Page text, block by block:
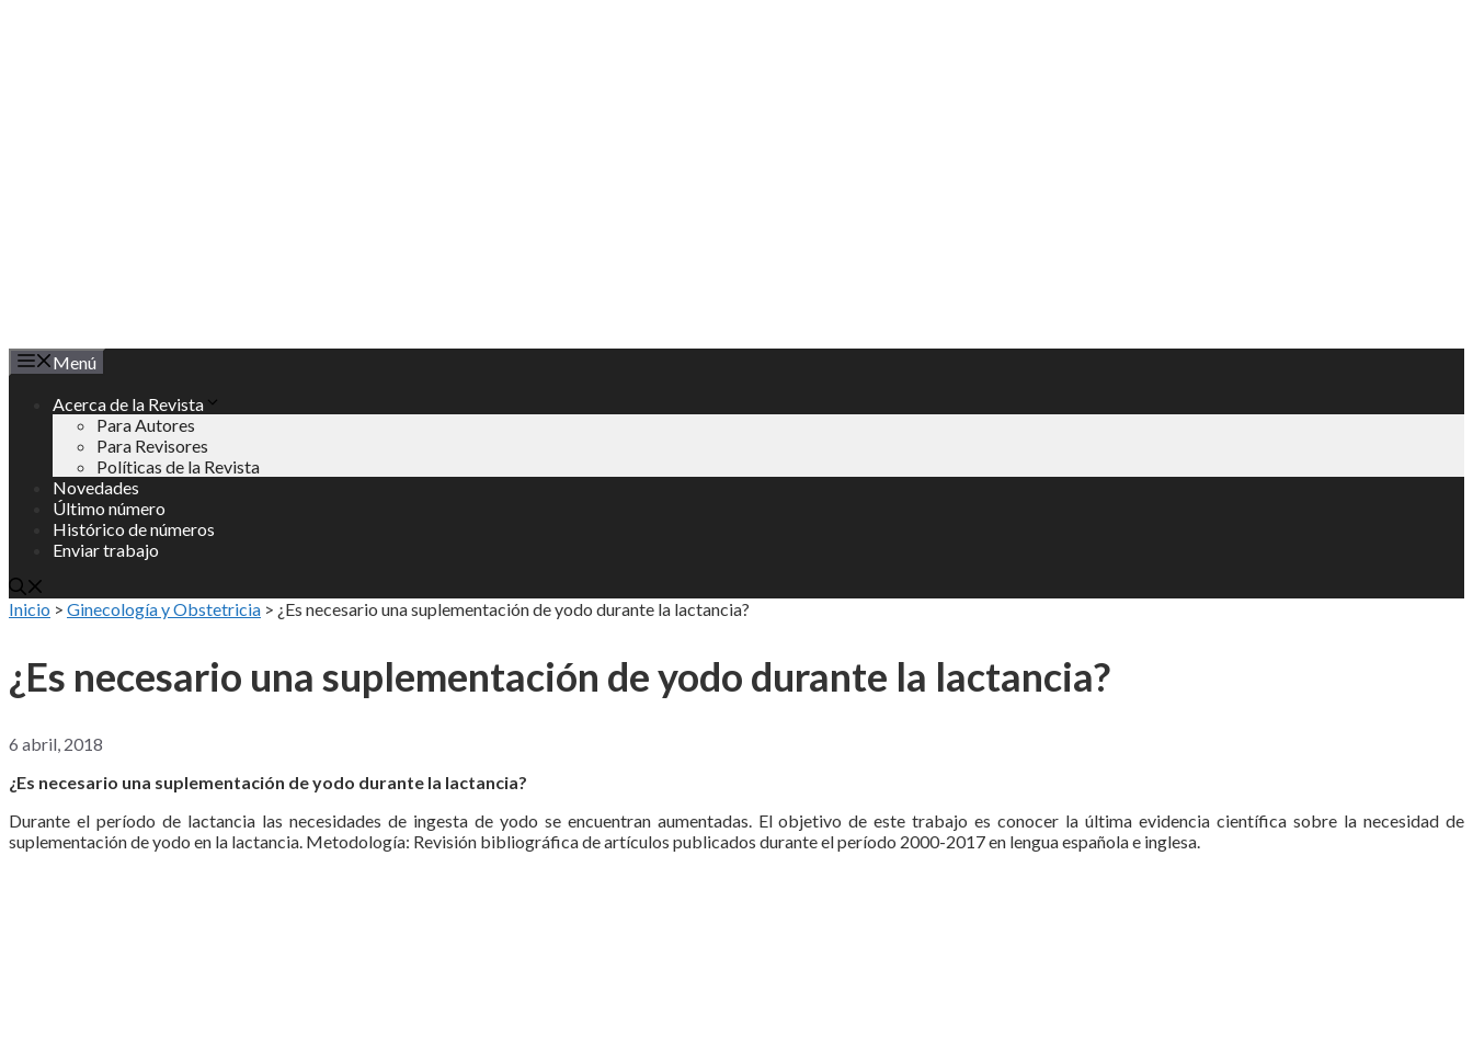
Menú
Acerca de la Revista
Para Autores
Para Revisores
Políticas de la Revista
Novedades
Último número
Histórico de números
Enviar trabajo
Inicio > Ginecología y Obstetricia > ¿Es necesario una suplementación de yodo durante la lactancia?
¿Es necesario una suplementación de yodo durante la lactancia?
6 abril, 2018
¿Es necesario una suplementación de yodo durante la lactancia?
Durante el período de lactancia las necesidades de ingesta de yodo se encuentran aumentadas. El objetivo de este trabajo es conocer la última evidencia científica sobre la necesidad de
suplementación de yodo en la lactancia. Metodología: Revisión bibliográfica de artículos publicados durante el período 2000-2017 en lengua española e inglesa.